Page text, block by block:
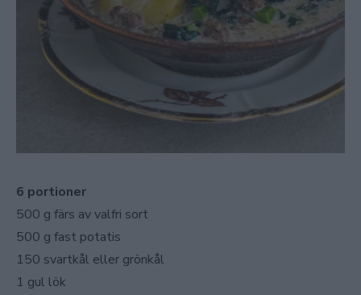
6 portioner
500 g färs av valfri sort
500 g fast potatis
150 svartkål eller grönkål
1 gul lök